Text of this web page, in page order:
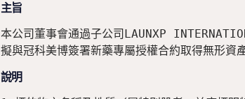
主旨
本公司董事會通過子公司LAUNXP
擬與冠科美博簽署新藥專屬授權合約取得無形資
說明